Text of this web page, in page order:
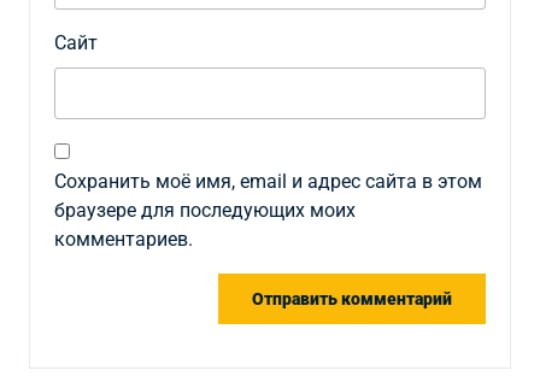
Сайт
Сохранить моё имя, email и адрес сайта в этом
браузере для последующих моих
комментариев.